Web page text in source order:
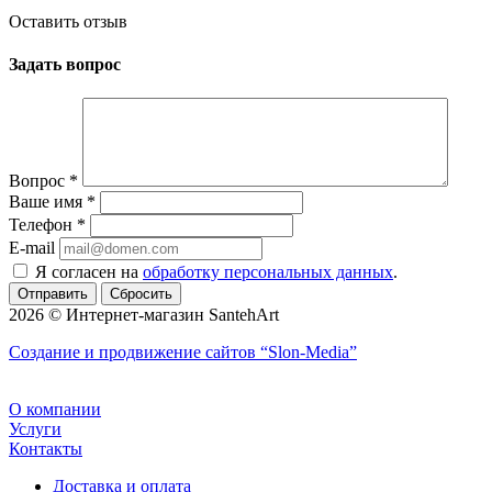
Оставить отзыв
Задать вопрос
Вопрос *
Ваше имя *
Телефон *
E-mail
Я согласен на обработку персональных данных.
Сбросить
2026 © Интернет-магазин SantehArt
Создание и продвижение сайтов “Slon-Media”
О компании
Услуги
Контакты
Доставка и оплата